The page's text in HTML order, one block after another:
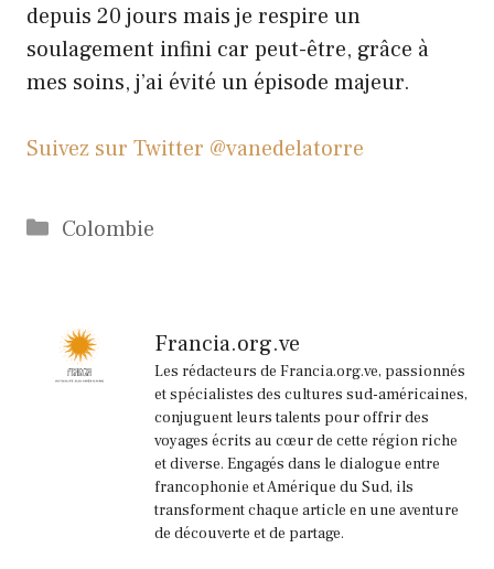
depuis 20 jours mais je respire un
soulagement infini car peut-être, grâce à
mes soins, j’ai évité un épisode majeur.
Suivez sur Twitter @vanedelatorre
Catégories
Colombie
Francia.org.ve
Les rédacteurs de Francia.org.ve, passionnés
et spécialistes des cultures sud-américaines,
conjuguent leurs talents pour offrir des
voyages écrits au cœur de cette région riche
et diverse. Engagés dans le dialogue entre
francophonie et Amérique du Sud, ils
transforment chaque article en une aventure
de découverte et de partage.